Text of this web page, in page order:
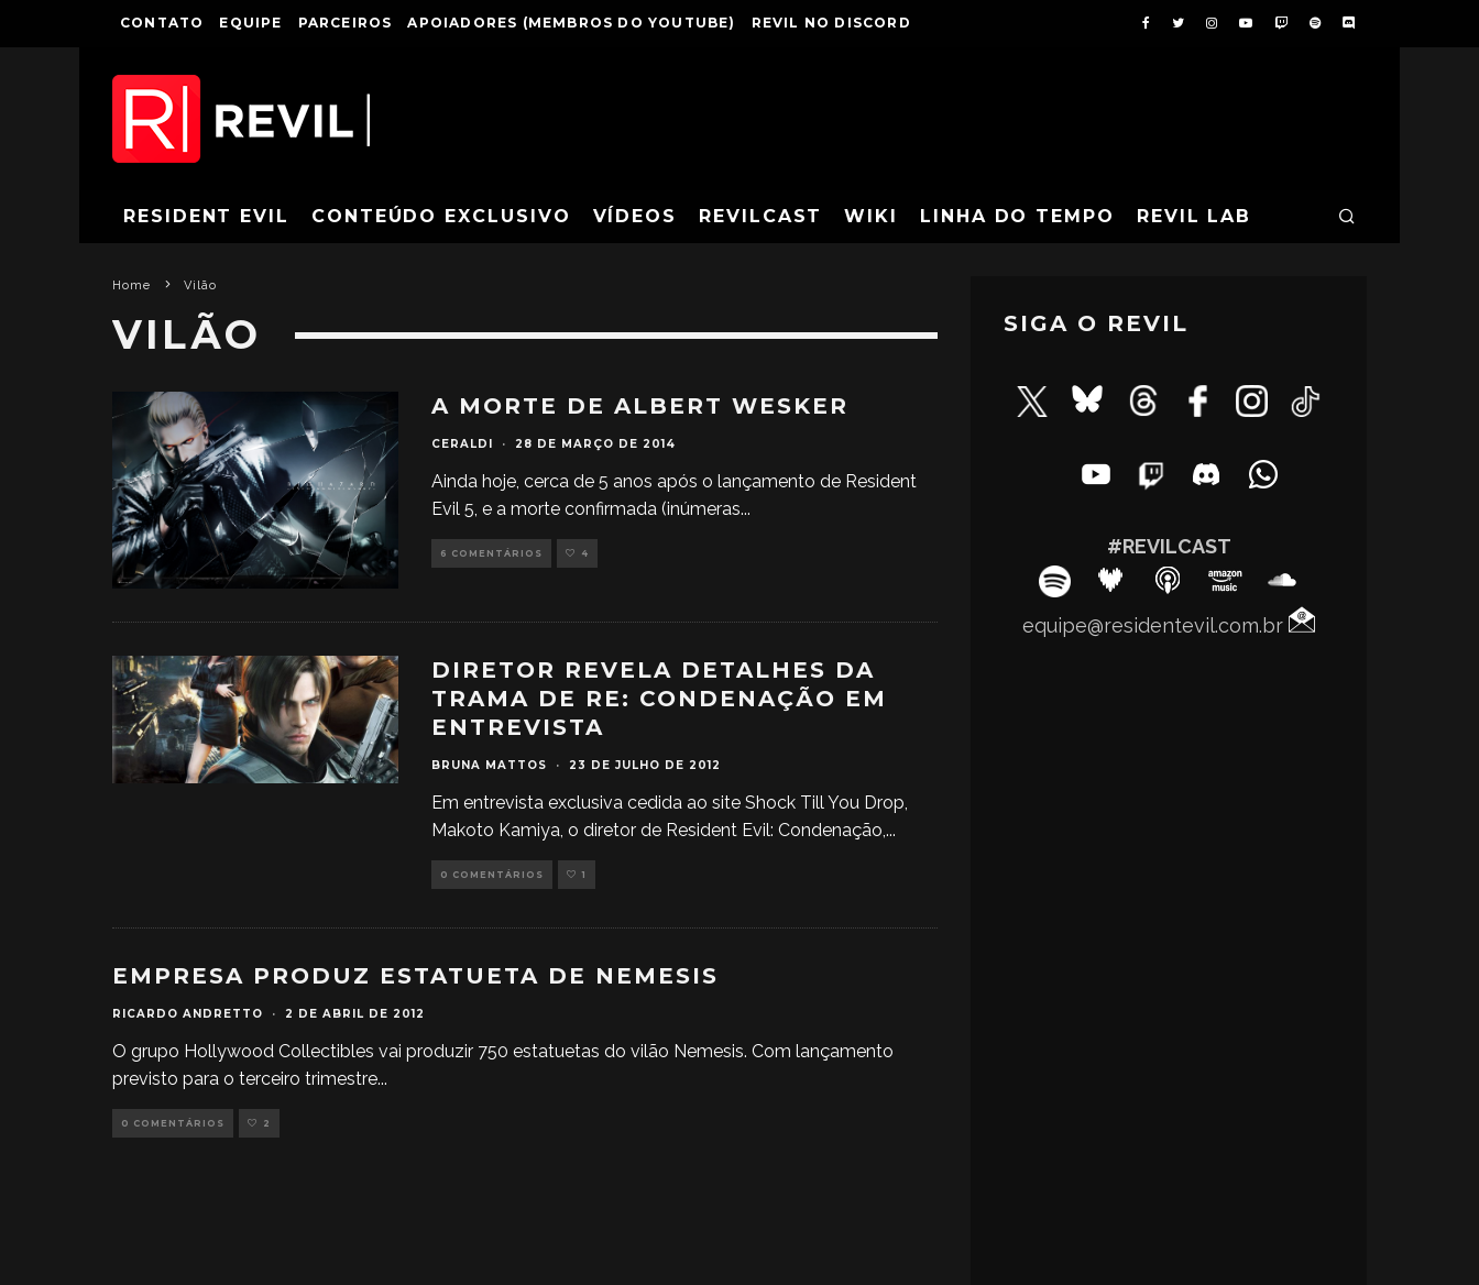
CONTATO EQUIPE PARCEIROS APOIADORES (MEMBROS DO YOUTUBE) REVIL NO DISCORD
RESIDENT EVIL CONTEÚDO EXCLUSIVO VÍDEOS REVILCAST WIKI LINHA DO TEMPO REVIL LAB
Home Vilão
VILÃO
A MORTE DE ALBERT WESKER
CERALDI · 28 DE MARÇO DE 2014
Ainda hoje, cerca de 5 anos após o lançamento de Resident
Evil 5, e a morte confirmada (inúmeras...
6 COMENTÁRIOS 4
DIRETOR REVELA DETALHES DA
TRAMA DE RE: CONDENAÇÃO EM
ENTREVISTA
BRUNA MATTOS · 23 DE JULHO DE 2012
Em entrevista exclusiva cedida ao site Shock Till You Drop,
Makoto Kamiya, o diretor de Resident Evil: Condenação,...
0 COMENTÁRIOS 1
EMPRESA PRODUZ ESTATUETA DE NEMESIS
RICARDO ANDRETTO · 2 DE ABRIL DE 2012
O grupo Hollywood Collectibles vai produzir 750 estatuetas do vilão Nemesis. Com lançamento
previsto para o terceiro trimestre...
0 COMENTÁRIOS 2
SIGA O REVIL
#REVILCAST
equipe@residentevil.com.br